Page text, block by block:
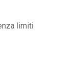
limiti